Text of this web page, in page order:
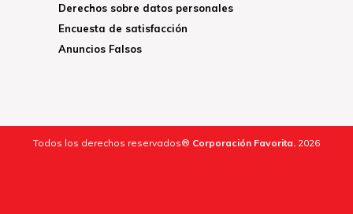
Derechos sobre datos personales
Encuesta de satisfacción
Anuncios Falsos
Todos los derechos reservados® Corporación Favorita. 2026